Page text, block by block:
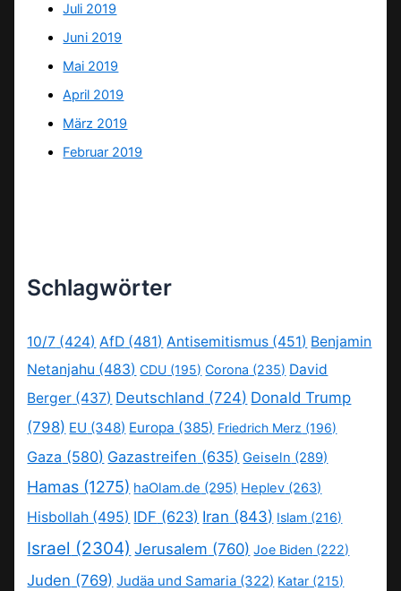
Juli 2019
Juni 2019
Mai 2019
April 2019
März 2019
Februar 2019
Schlagwörter
10/7 (424) AfD (481) Antisemitismus (451) Benjamin
Netanjahu (483) CDU (195) Corona (235) David
Berger (437) Deutschland (724) Donald Trump
(798) EU (348) Europa (385) Friedrich Merz (196)
Gaza (580) Gazastreifen (635) Geiseln (289)
Hamas (1275) haOlam.de (295) Heplev (263)
Hisbollah (495) IDF (623) Iran (843) Islam (216)
Israel (2304) Jerusalem (760) Joe Biden (222)
Juden (769) Judäa und Samaria (322) Katar (215)